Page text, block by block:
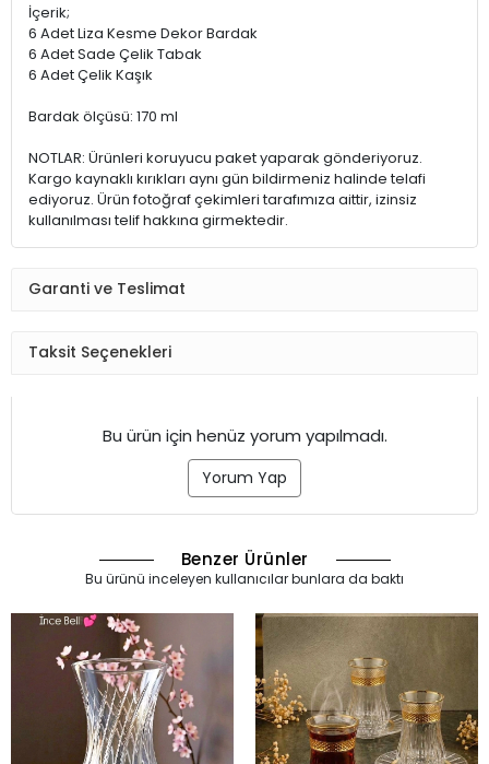
İçerik;
6 Adet Liza Kesme Dekor Bardak
6 Adet Sade Çelik Tabak
6 Adet Çelik Kaşık
Bardak ölçüsü: 170 ml
NOTLAR: Ürünleri koruyucu paket yaparak gönderiyoruz.
Kargo kaynaklı kırıkları aynı gün bildirmeniz halinde telafi
ediyoruz. Ürün fotoğraf çekimleri tarafımıza aittir, izinsiz
kullanılması telif hakkına girmektedir.
Garanti ve Teslimat
Taksit Seçenekleri
Bu ürün için henüz yorum yapılmadı.
Yorum Yap
Benzer Ürünler
Bu ürünü inceleyen kullanıcılar bunlara da baktı